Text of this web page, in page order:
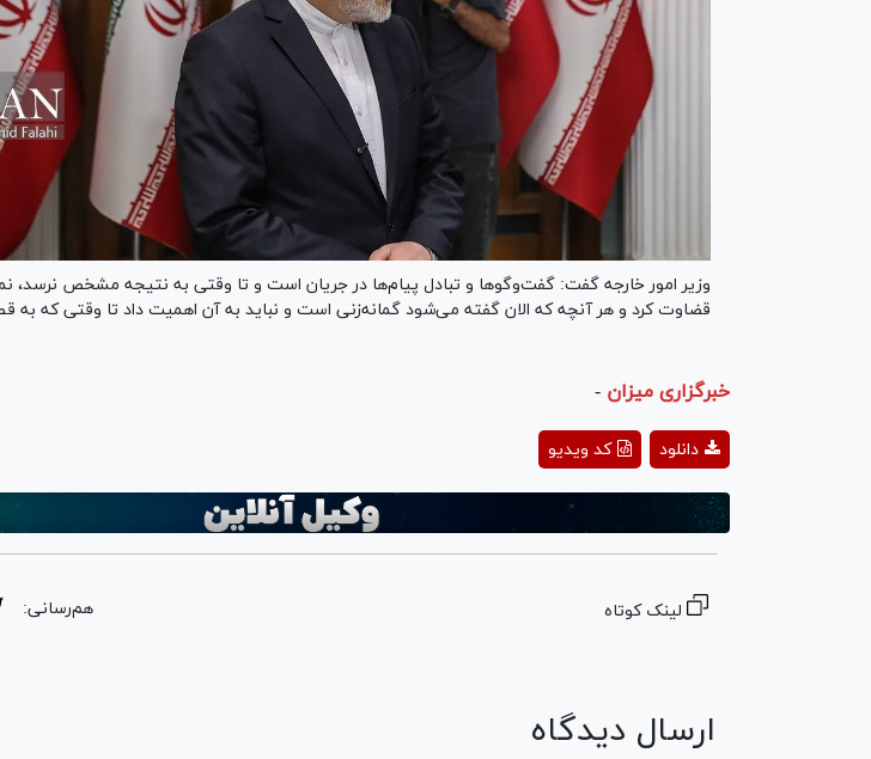
وزیر امور خارجه گفت: گفت‌و‌گو‌ها و تبادل پیام‌ها در جریان است و تا وقتی به نتیجه مشخص نرسد،
قضاوت کرد و هر آنچه که الان گفته می‌شود گمانه‌زنی است و نباید به آن اهمیت داد تا وقتی که به
خبرگزاری میزان -
Video
کد ویدیو دانلود
لینک کوتاه هم‌رسانی:
ارسال دیدگاه